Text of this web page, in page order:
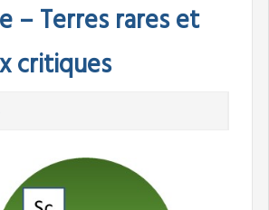
– Terres rares et
critiques